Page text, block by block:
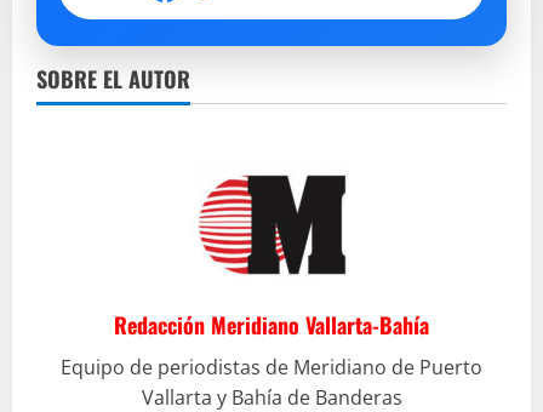
SOBRE EL AUTOR
Redacción Meridiano Vallarta-Bahía
Equipo de periodistas de Meridiano de Puerto
Vallarta y Bahía de Banderas